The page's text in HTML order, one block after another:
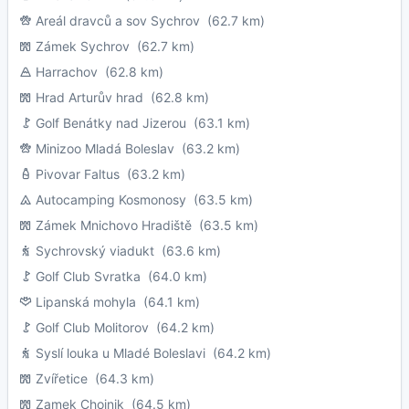
Areál dravců a sov Sychrov (62.7 km)
Zámek Sychrov (62.7 km)
Harrachov (62.8 km)
Hrad Arturův hrad (62.8 km)
Golf Benátky nad Jizerou (63.1 km)
Minizoo Mladá Boleslav (63.2 km)
Pivovar Faltus (63.2 km)
Autocamping Kosmonosy (63.5 km)
Zámek Mnichovo Hradiště (63.5 km)
Sychrovský viadukt (63.6 km)
Golf Club Svratka (64.0 km)
Lipanská mohyla (64.1 km)
Golf Club Molitorov (64.2 km)
Syslí louka u Mladé Boleslavi (64.2 km)
Zvířetice (64.3 km)
Zamek Chojnik (64.5 km)